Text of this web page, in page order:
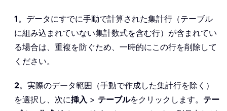
1 。データにすでに手動で計算された集計行（テーブル
に組み込まれていない集計数式を含む行）が含まれてい
る場合は、重複を防ぐため、一時的にこの行を削除して
ください。
2。実際のデータ範囲（手動で作成した集計行を除く）
を選択し、次に挿入 > テーブルをクリックします。 テー